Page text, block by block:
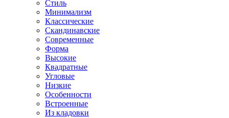
Стиль
Минимализм
Классические
Скандинавские
Современные
Форма
Высокие
Квадратные
Угловые
Низкие
Особенности
Встроенные
Из кладовки